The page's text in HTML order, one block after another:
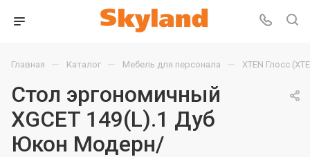
Главная — Каталог — Мебель для персонала — XTEN Глосс
Стол эргономичный
XGCET 149(L).1 Дуб
Юкон Модерн/